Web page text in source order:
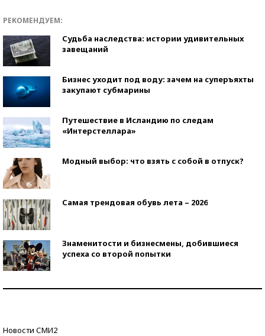
РЕКОМЕНДУЕМ:
Судьба наследства: истории удивительных
завещаний
Бизнес уходит под воду: зачем на суперъяхты
закупают субмарины
Путешествие в Исландию по следам
«Интерстеллара»
Модный выбор: что взять с собой в отпуск?
Самая трендовая обувь лета – 2026
Знаменитости и бизнесмены, добившиеся
успеха со второй попытки
Новости СМИ2